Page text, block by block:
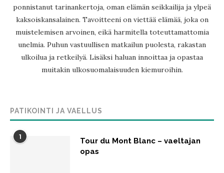
ponnistanut tarinankertoja, oman elämän seikkailija ja ylpeä
kaksoiskansalainen. Tavoitteeni on viettää elämää, joka on
muistelemisen arvoinen, eikä harmitella toteuttamattomia
unelmia. Puhun vastuullisen matkailun puolesta, rakastan
ulkoilua ja retkeilyä. Lisäksi haluan innoittaa ja opastaa
muitakin ulkosuomalaisuuden kiemuroihin.
PATIKOINTI JA VAELLUS
1
Tour du Mont Blanc – vaeltajan
opas